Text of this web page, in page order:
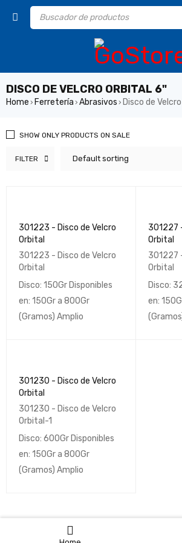
DISCO DE VELCRO ORBITAL 6"
Home › Ferretería › Abrasivos › Disco de
FILTER Default sorting
SHOW ONLY PRODUCTS ON SALE
301223 - Disco de Velcro
Orbital
301223 - Disco de Velcro
Orbital
Disco: 150Gr Disponibles
en: 150Gr a 800Gr
(Gramos) Amplio
301227
Orbital
301227
Orbital
Disco:
en:
301230 - Disco de Velcro
Orbital
301230 - Disco de Velcro
Orbital-1
Disco: 600Gr Disponibles
en: 150Gr a 800Gr
(Gramos) Amplio